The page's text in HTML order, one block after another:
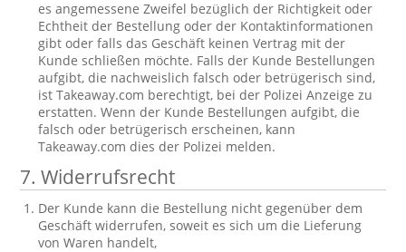
es angemessene Zweifel bezüglich der Richtigkeit oder
Echtheit der Bestellung oder der Kontaktinformationen
gibt oder falls das Geschäft keinen Vertrag mit der
Kunde schließen möchte. Falls der Kunde Bestellungen
aufgibt, die nachweislich falsch oder betrügerisch sind,
ist Takeaway.com berechtigt, bei der Polizei Anzeige zu
erstatten. Wenn der Kunde Bestellungen aufgibt, die
falsch oder betrügerisch erscheinen, kann
Takeaway.com dies der Polizei melden.
7. Widerrufsrecht
Der Kunde kann die Bestellung nicht gegenüber dem
Geschäft widerrufen, soweit es sich um die Lieferung
von Waren handelt,